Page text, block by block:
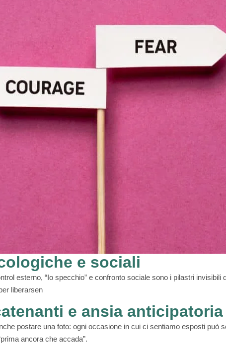
e sociali
esterno, “Io specchio” e confronto sociale sono i pilastri invisibili
liberarsen
e ansia anticipatoria
postare una foto: ogni occasione in cui ci sentiamo esposti può
ancora che accada”.